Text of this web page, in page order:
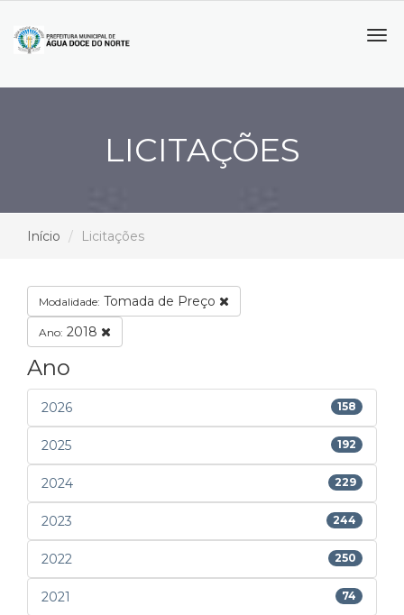
LICITAÇÕES
Início Licitações
Modalidade: Tomada de Preço
Ano: 2018
Ano
2026 158
2025 192
2024 229
2023 244
2022 250
2021 74